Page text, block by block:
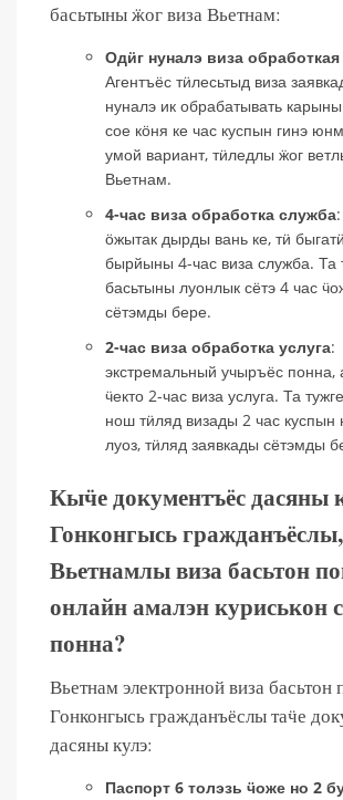
басьтыны ӝог виза Вьетнам:
Одӥг нуналэ виза
Агентъёс тӥлесьтыд виза
нуналэ ик обрабатывать
сое кӧня ке час куспын гинэ
умой вариант, тӥледлы ӝог
Вьетнам.
4-час виза обработка служба
ӧжытак дырды вань ке, тӥ
бырйыны 4-час виза служба. Та
басьтыны луонлык сётэ 4 час
сётэмды бере.
2-час виза обработка услуга:
экстремальный учыръёс понна,
ӵекто 2-час виза услуга. Та
нош тӥляд визады 2 час
луоз, тӥляд заявкады сётэмды
Кыӵе документъёс дасяны
Гонконгысь гражданъёслы,
Вьетнамлы виза басьтон
онлайн амалэн куриськон
понна?
Вьетнам электронной виза басьтон
Гонконгысь гражданъёслы таӵе
дасяны кулэ:
Паспорт 6 толэзь ӵоже но 2